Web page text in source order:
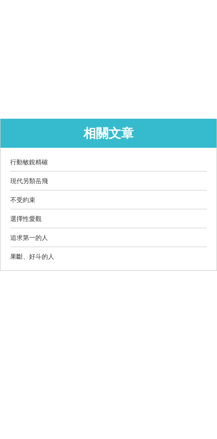
相關文章
行動敏銳精確
現代另類岳飛
不受約束
選擇性愛觀
追求第一的人
果斷、好斗的人